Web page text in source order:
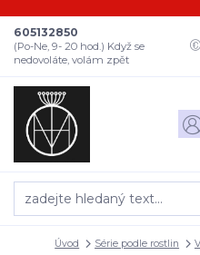
605132850
(Po-Ne, 9- 20 hod.) Když se
nedovoláte, volám zpět
Úvod Série podle rostlin